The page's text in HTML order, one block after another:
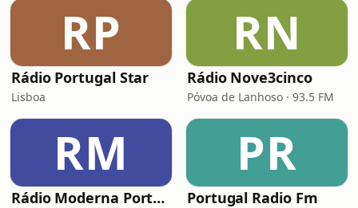
RP
Rádio Portugal Star
Lisboa
RN
Rádio Nove3cinco
Póvoa de Lanhoso · 93.5 FM
RM
Rádio Moderna Portugal
PR
Portugal Radio Fm